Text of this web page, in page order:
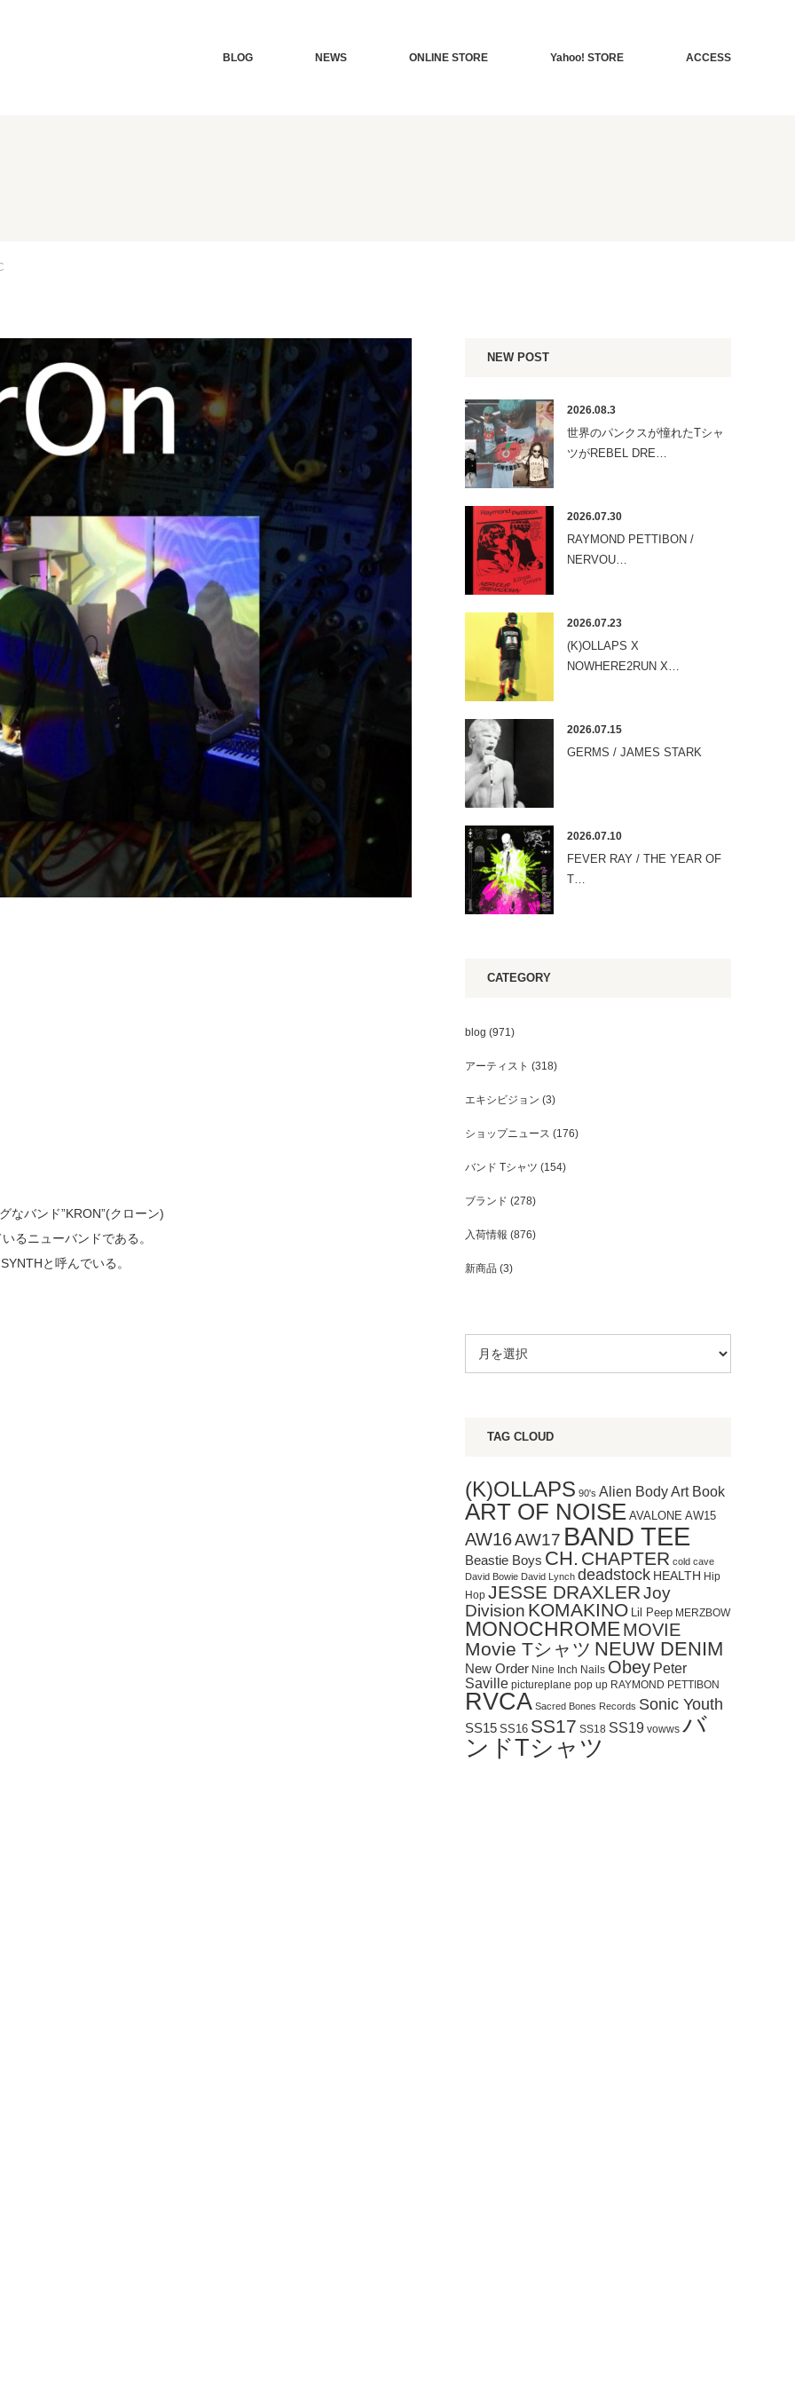
BLOG NEWS ONLINE STORE Yahoo! STORE ACCESS
なバンド”KRON”(クローン)
るニューバンドである。
と呼んでいる。
NEW POST
2026.08.3
世界のパンクスが憧れたTシャ
ツがREBEL DRE…
2026.07.30
RAYMOND PETTIBON /
NERVOU…
2026.07.23
(K)OLLAPS X
NOWHERE2RUN X…
2026.07.15
GERMS / JAMES STARK
2026.07.10
FEVER RAY / THE YEAR OF
T…
CATEGORY
blog (971)
アーティスト (318)
エキシビジョン (3)
ショップニュース (176)
バンド Tシャツ (154)
ブランド (278)
入荷情報 (876)
新商品 (3)
TAG CLOUD
(K)OLLAPS 90's Alien BodyArt Book
ART OF NOISE AVALONE AW15
AW16AW17 BAND TEE
Beastie Boys CH. CHAPTER cold cave
David Bowie David Lynch deadstock HEALTH Hip
Hop JESSE DRAXLERJoy
Division KOMAKINO Lil Peep MERZBOW
MONOCHROMEMOVIE
Movie Tシャツ NEUW DENIM
New Order Nine Inch Nails Obey Peter
Saville pictureplane pop up RAYMOND PETTIBON
RVCA Sacred Bones Records Sonic Youth
SS15 SS16 SS17 SS18 SS19 vowws バ
ンドTシャツ